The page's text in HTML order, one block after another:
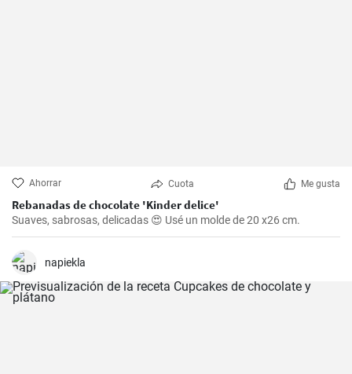
Ahorrar Cuota Me gusta
Rebanadas de chocolate 'Kinder delice'
Suaves, sabrosas, delicadas 😍 Usé un molde de 20 x26 cm.
napiekla